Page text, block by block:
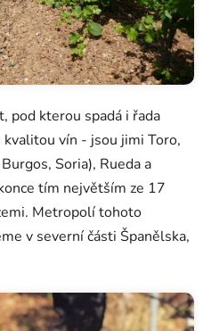
pod kterou spadá i řada
kvalitou vín - jsou jimi Toro,
Soria), Rueda a
tím největším ze 17
Metropolí tohoto
v severní části Španělska,